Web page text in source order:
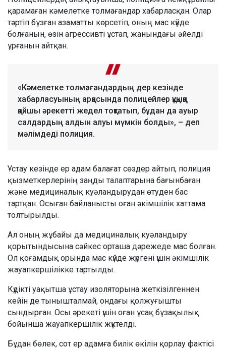
қарамаған кәмелетке толмағандар хабарласқан. Олар
тәртіп бұзған азаматты көрсетіп, оның мас күйде
болғанын, өзін агрессивті ұстап, жанындағы әйелді
ұрғанын айтқан.
«Кәмелетке толмағандардың дер кезінде
хабарласуының арқасында полицейлер құқыққа
қайшы әрекетті жедел тоқтатып, бұдан да ауыр
салдардың алдын алуы мүмкін болды», – деп
мәлімдеді полиция.
Ұстау кезінде ер адам балағат сөздер айтып, полиция
қызметкерлерінің заңды талаптарына бағынбаған
және медициналық куәландырудан өтуден бас
тартқан. Осыған байланысты оған әкімшілік хаттама
толтырылды.
Ал оның жұбайы да медициналық куәландыру
қорытындысына сәйкес орташа дәрежеде мас болған.
Ол қоғамдық орында мас күйде жүргені үшін әкімшілік
жауапкершілікке тартылды.
Күдікті уақытша ұстау изоляторына жеткізілгеннен
кейін де тынышталмай, ондағы қолжуғышты
сындырған. Осы әрекеті үшін оған ұсақ бұзақылық
бойынша жауапкершілік жүктелді.
Бұдан бөлек, сот ер адамға билік өкілін қорлау фактісі